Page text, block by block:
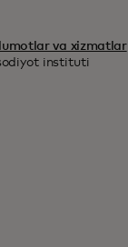
va xizmatlar
instituti